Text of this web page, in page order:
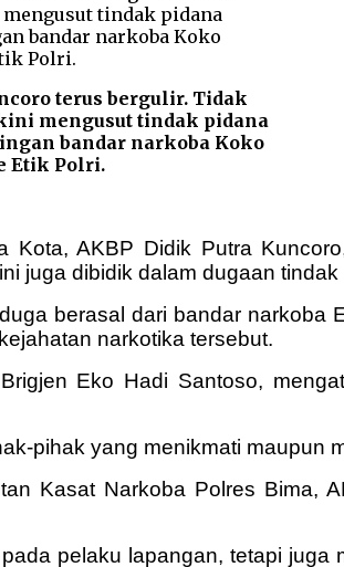
terus bergulir. Tidak
mengusut tindak pidana
bandar narkoba Koko
Etik Polri.
Kota, AKBP Didik Putra
juga dibidik dalam dugaan
berasal dari bandar
narkotika tersebut.
Eko Hadi Santoso,
pihak yang menikmati maupun
Kasat Narkoba Polres Bima,
pelaku lapangan, tetapi